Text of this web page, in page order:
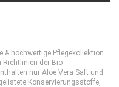
& hochwertige Pflegekollektion
Richtlinien der Bio
nur Aloe Vera Saft und
Konservierungsstoffe,